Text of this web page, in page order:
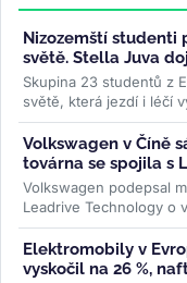
Nizozemští studenti
světě. Stella Juva
Skupina 23 studentů z
světě, která jezdí i léčí
má...>>
Volkswagen v Číně
továrna se spojila s
Volkswagen podepsal
Leadrive Technology o
modulů pro
Elektromobily v
vyskočil na 26 %,